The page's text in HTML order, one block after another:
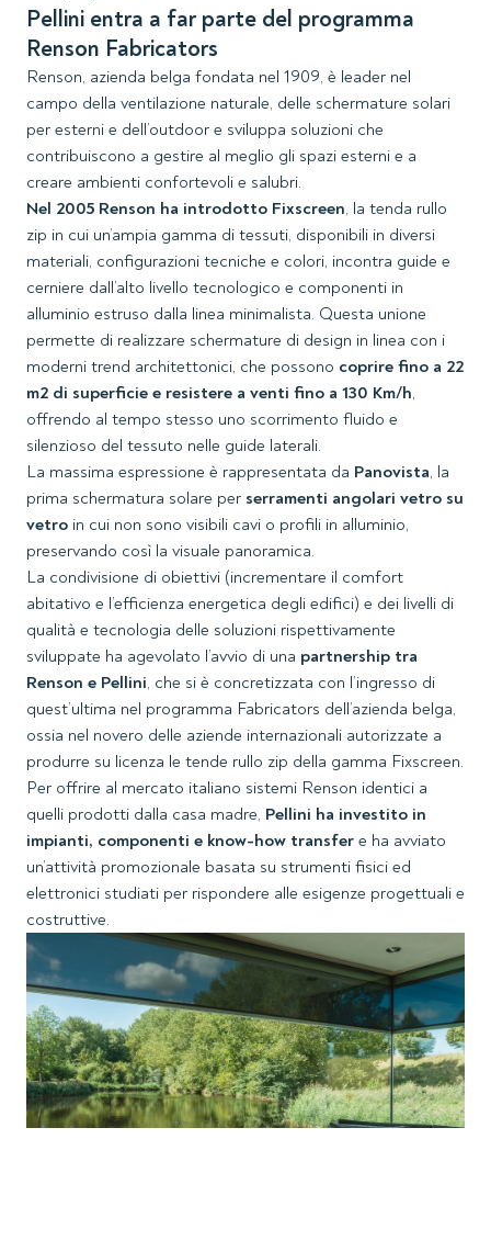
Pellini entra a far parte del programma
Renson Fabricators
Renson, azienda belga fondata nel 1909, è leader nel
campo della ventilazione naturale, delle schermature solari
per esterni e dell’outdoor e sviluppa soluzioni che
contribuiscono a gestire al meglio gli spazi esterni e a
creare ambienti confortevoli e salubri.
Nel 2005 Renson ha introdotto Fixscreen, la tenda rullo
zip in cui un’ampia gamma di tessuti, disponibili in diversi
materiali, configurazioni tecniche e colori, incontra guide e
cerniere dall’alto livello tecnologico e componenti in
alluminio estruso dalla linea minimalista. Questa unione
permette di realizzare schermature di design in linea con i
moderni trend architettonici, che possono coprire fino a 22
m2 di superficie e resistere a venti fino a 130 Km/h,
offrendo al tempo stesso uno scorrimento fluido e
silenzioso del tessuto nelle guide laterali.
La massima espressione è rappresentata da Panovista, la
prima schermatura solare per serramenti angolari vetro su
vetro in cui non sono visibili cavi o profili in alluminio,
preservando così la visuale panoramica.
La condivisione di obiettivi (incrementare il comfort
abitativo e l’efficienza energetica degli edifici) e dei livelli di
qualità e tecnologia delle soluzioni rispettivamente
sviluppate ha agevolato l’avvio di una partnership tra
Renson e Pellini, che si è concretizzata con l’ingresso di
quest’ultima nel programma Fabricators dell’azienda belga,
ossia nel novero delle aziende internazionali autorizzate a
produrre su licenza le tende rullo zip della gamma Fixscreen.
Per offrire al mercato italiano sistemi Renson identici a
quelli prodotti dalla casa madre, Pellini ha investito in
impianti, componenti e know-how transfer e ha avviato
un’attività promozionale basata su strumenti fisici ed
elettronici studiati per rispondere alle esigenze progettuali e
costruttive.